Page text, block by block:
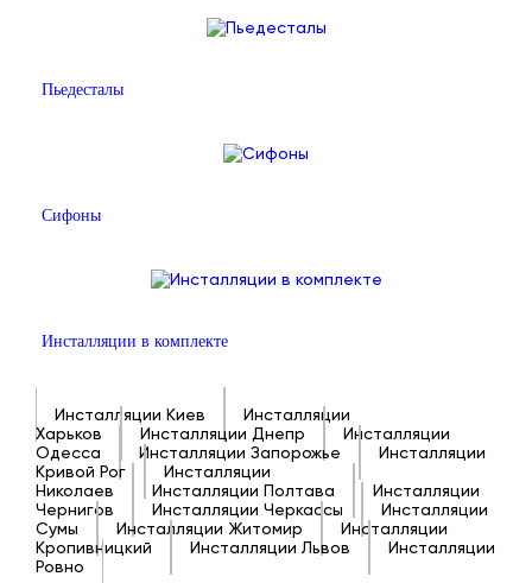
Пьедесталы
Сифоны
Инсталляции в комплекте
Инсталляции Киев
Инсталляции
Харьков
Инсталляции Днепр
Инсталляции
Одесса
Инсталляции Запорожье
Инсталляции
Кривой Рог
Инсталляции
Николаев
Инсталляции Полтава
Инсталляции
Чернигов
Инсталляции Черкассы
Инсталляции
Сумы
Инсталляции Житомир
Инсталляции
Кропивницкий
Инсталляции Львов
Инсталляции
Ровно